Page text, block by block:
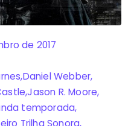
de 2017
,Daniel Webber,
,Jason R. Moore,
temporada,
Trilha Sonora,